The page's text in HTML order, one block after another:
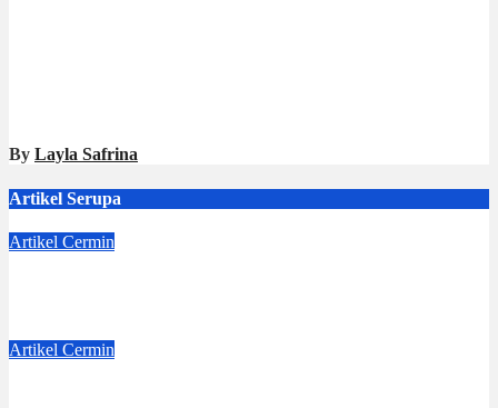
By Layla Safrina
Artikel Serupa
Artikel Cermin
Artikel Cermin